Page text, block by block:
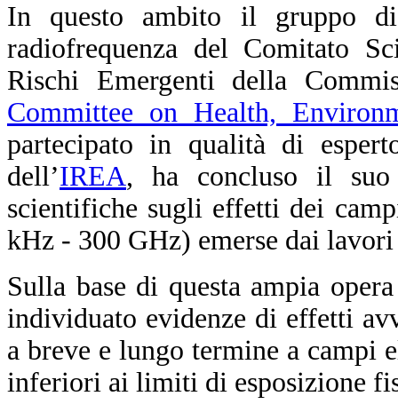
In questo ambito il gruppo
radiofrequenza del Comitato
Rischi Emergenti della
Committee on Health,
partecipato in qualità di
dell’IREA, ha concluso il suo
scientifiche sugli effetti dei
kHz - 300 GHz) emerse dai
Sulla base di questa ampia
individuato evidenze di effetti
a breve e lungo termine a campi
inferiori ai limiti di esposizione